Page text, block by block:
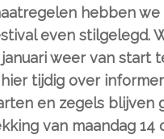
hebben we
even stilgelegd.
weer van start
tijdig over
en zegels blijven
van maandag 14